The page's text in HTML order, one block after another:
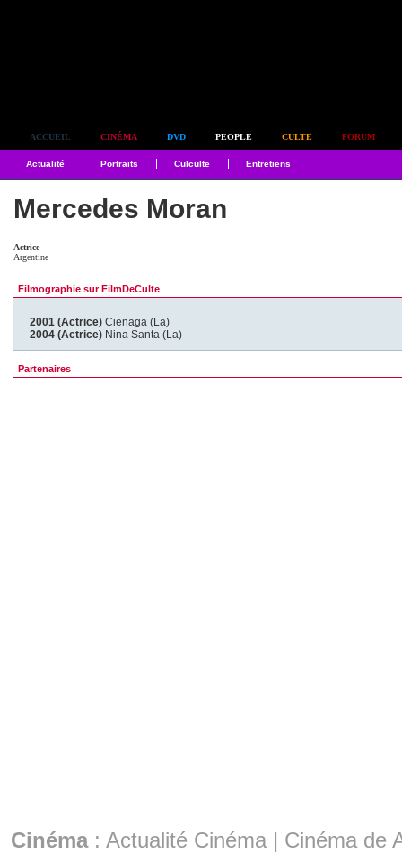
ACCUEIL CINÉMA DVD PEOPLE CULTE FORUM
Actualité Portraits Culculte Entretiens
Mercedes Moran
Actrice
Argentine
Filmographie sur FilmDeCulte
2001 (Actrice) Cienaga (La)
2004 (Actrice) Nina Santa (La)
Partenaires
Cinéma: Actualité Cinéma | Cinéma de